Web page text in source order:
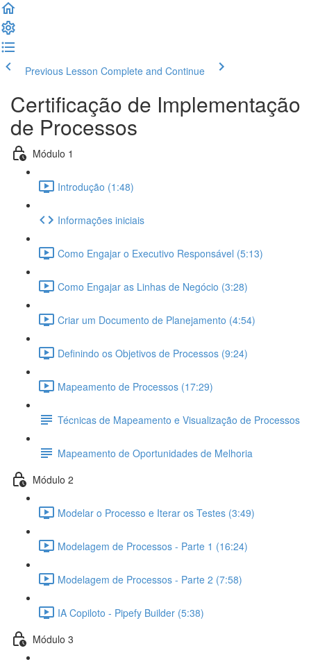
Previous Lesson Complete and Continue
Certificação de Implementação
de Processos
Módulo 1
Introdução (1:48)
Informações iniciais
Como Engajar o Executivo Responsável (5:13)
Como Engajar as Linhas de Negócio (3:28)
Criar um Documento de Planejamento (4:54)
Definindo os Objetivos de Processos (9:24)
Mapeamento de Processos (17:29)
Técnicas de Mapeamento e Visualização de Processos
Mapeamento de Oportunidades de Melhoria
Módulo 2
Modelar o Processo e Iterar os Testes (3:49)
Modelagem de Processos - Parte 1 (16:24)
Modelagem de Processos - Parte 2 (7:58)
IA Copiloto - Pipefy Builder (5:38)
Módulo 3